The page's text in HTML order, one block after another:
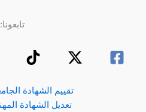
تابعونا:
تقييم الشهادة
تعديل الشهادة